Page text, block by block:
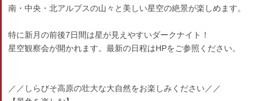
南・中央・北アルプスの山々と美しい星空の絶景が楽しめます。
特に新月の前後7日間は星が見えやすいダークナイト！
星空観察会が開かれます。最新の日程はHPをご参照ください。
／／しらびそ高原の壮大な大自然をお楽しみください／／